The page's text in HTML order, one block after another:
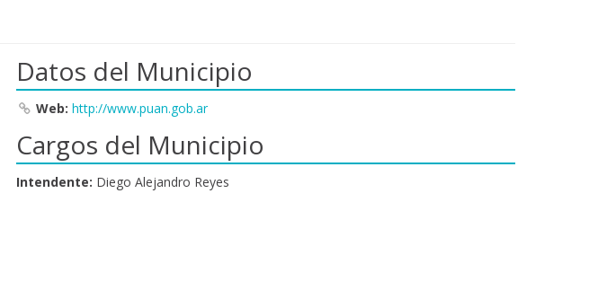
Datos del Municipio
Web: http://www.puan.gob.ar
Cargos del Municipio
Intendente: Diego Alejandro Reyes